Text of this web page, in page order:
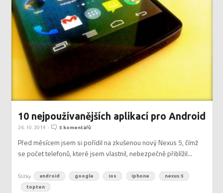
10 nejpoužívanějších aplikací pro Android
26. 10. 2014 - 5 komentářů
Před měsícem jsem si pořídil na zkušenou nový Nexus 5, čímž
se počet telefonů, které jsem vlastnil, nebezpečně přiblížil...
Štítky android google ios iphone
nexus 5
topten